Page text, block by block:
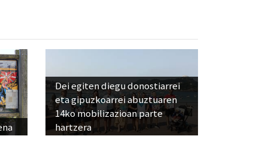
Dei egiten diegu donostiarrei
eta gipuzkoarrei abuztuaren
14ko mobilizazioan parte
hartzera